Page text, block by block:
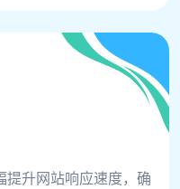
提升网站响应速度，确